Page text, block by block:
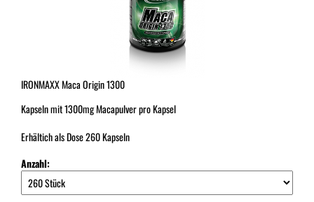
IRONMAXX Maca Origin 1300
Kapseln mit 1300mg Macapulver pro Kapsel
Erhältich als Dose 260 Kapseln
Anzahl: